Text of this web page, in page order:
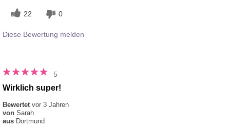
22 0
Diese Bewertung melden
5
Wirklich super!
Bewertet vor 3 Jahren
von Sarah
aus Dortmund